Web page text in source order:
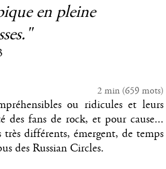
en pleine
2 min(659mots)
ou ridicules et leurs
des fans de rock, et pour cause...
différents, émergent, de temps
des Russian Circles.